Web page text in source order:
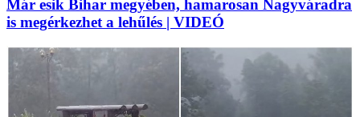
Már esik Bihar megyében, hamarosan Nagyváradra
is megérkezhet a lehűlés | VIDEÓ